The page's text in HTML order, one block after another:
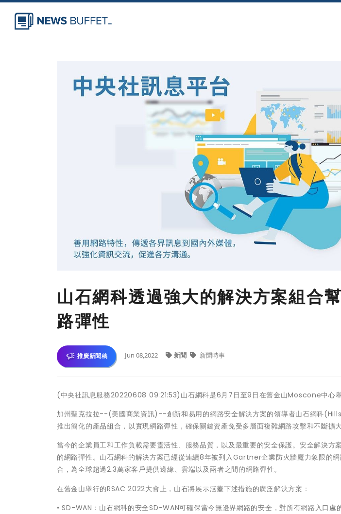
山石網科透過強大的解決方案組合
路彈性
推廣新聞稿 Jun 08,2022 新聞 新聞時事
(中央社訊息服務20220608 09:21:53)山石網科是6月7日至9日在舊金山Moscone中心
加州聖克拉拉--(美國商業資訊)--創新和易用的網路安全解決方案的領導者山石網科
推出簡化的產品組合，以實現網路彈性，確保關鍵資產免受多層面複雜網路攻擊和不斷擴
當今的企業員工和工作負載需要靈活性、服務品質，以及最重要的安全保護。安全解決方
的網路彈性。山石網科的解決方案已經從連續8年被列入Gartner企業防火牆魔力象限的
合，為全球超過2.3萬家客戶提供邊緣、雲端以及兩者之間的網路彈性。
在舊金山舉行的RSAC 2022大會上，山石將展示涵蓋下述措施的廣泛解決方案：
• SD-WAN：山石網科的安全SD-WAN可確保當今無邊界網路的安全，對所有網路入口處